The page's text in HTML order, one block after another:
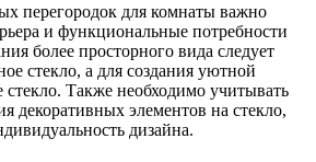
перегородок для комнаты важно
и функциональные потребности
более просторного вида следует
стекло, а для создания уютной
Также необходимо учитывать
декоративных элементов на стекло,
дизайна.